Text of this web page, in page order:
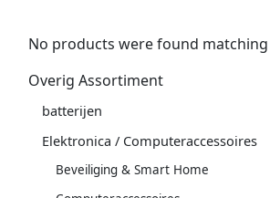
No products were found
Overig Assortiment
batterijen
Elektronica / Computeraccessoires
Beveiliging & Smart Home